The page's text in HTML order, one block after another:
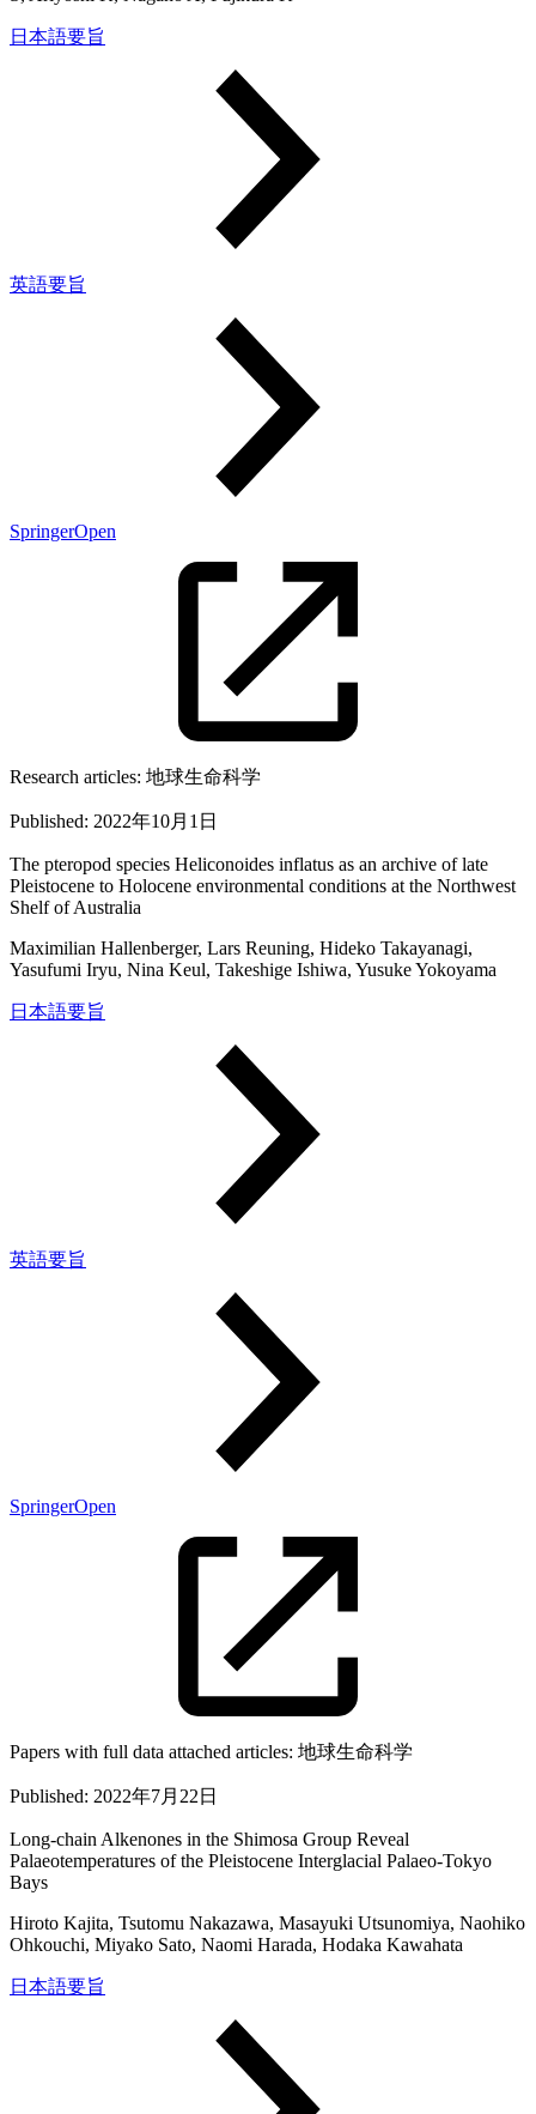
日本語要旨
英語要旨
SpringerOpen
Research articles: 地球生命科学
Published: 2022年10月1日
The pteropod species Heliconoides inflatus as an archive of late
Pleistocene to Holocene environmental conditions at the Northwest
Shelf of Australia
Maximilian Hallenberger, Lars Reuning, Hideko Takayanagi,
Yasufumi Iryu, Nina Keul, Takeshige Ishiwa, Yusuke Yokoyama
日本語要旨
英語要旨
SpringerOpen
Papers with full data attached articles: 地球生命科学
Published: 2022年7月22日
Long-chain Alkenones in the Shimosa Group Reveal
Palaeotemperatures of the Pleistocene Interglacial Palaeo-Tokyo
Bays
Hiroto Kajita, Tsutomu Nakazawa, Masayuki Utsunomiya, Naohiko
Ohkouchi, Miyako Sato, Naomi Harada, Hodaka Kawahata
日本語要旨